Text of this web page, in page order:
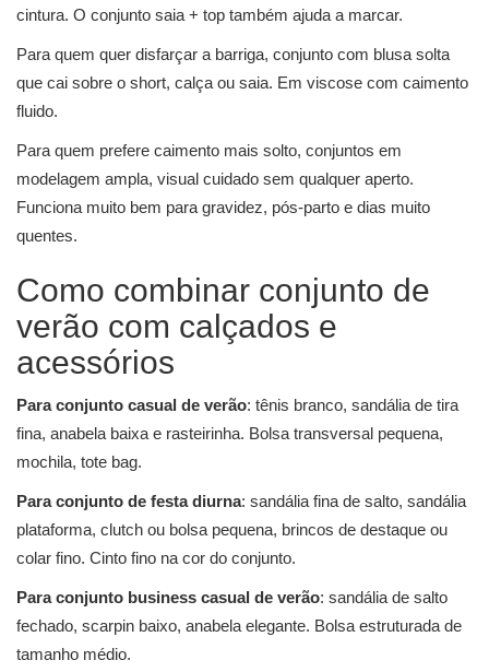
cintura. O conjunto saia + top também ajuda a marcar.
Para quem quer disfarçar a barriga, conjunto com blusa solta
que cai sobre o short, calça ou saia. Em viscose com caimento
fluido.
Para quem prefere caimento mais solto, conjuntos em
modelagem ampla, visual cuidado sem qualquer aperto.
Funciona muito bem para gravidez, pós-parto e dias muito
quentes.
Como combinar conjunto de
verão com calçados e
acessórios
Para conjunto casual de verão: tênis branco, sandália de tira
fina, anabela baixa e rasteirinha. Bolsa transversal pequena,
mochila, tote bag.
Para conjunto de festa diurna: sandália fina de salto, sandália
plataforma, clutch ou bolsa pequena, brincos de destaque ou
colar fino. Cinto fino na cor do conjunto.
Para conjunto business casual de verão: sandália de salto
fechado, scarpin baixo, anabela elegante. Bolsa estruturada de
tamanho médio.